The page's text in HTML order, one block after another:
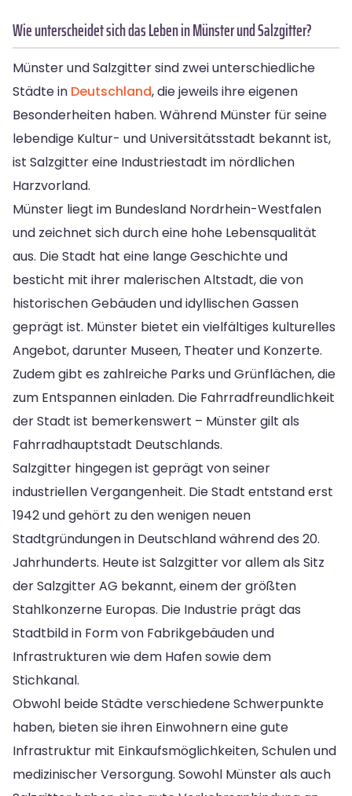
Wie unterscheidet sich das Leben in Münster und Salzgitter?
Münster und Salzgitter sind zwei unterschiedliche
Städte in Deutschland, die jeweils ihre eigenen
Besonderheiten haben. Während Münster für seine
lebendige Kultur- und Universitätsstadt bekannt ist,
ist Salzgitter eine Industriestadt im nördlichen
Harzvorland.
Münster liegt im Bundesland Nordrhein-Westfalen
und zeichnet sich durch eine hohe Lebensqualität
aus. Die Stadt hat eine lange Geschichte und
besticht mit ihrer malerischen Altstadt, die von
historischen Gebäuden und idyllischen Gassen
geprägt ist. Münster bietet ein vielfältiges kulturelles
Angebot, darunter Museen, Theater und Konzerte.
Zudem gibt es zahlreiche Parks und Grünflächen, die
zum Entspannen einladen. Die Fahrradfreundlichkeit
der Stadt ist bemerkenswert – Münster gilt als
Fahrradhauptstadt Deutschlands.
Salzgitter hingegen ist geprägt von seiner
industriellen Vergangenheit. Die Stadt entstand erst
1942 und gehört zu den wenigen neuen
Stadtgründungen in Deutschland während des 20.
Jahrhunderts. Heute ist Salzgitter vor allem als Sitz
der Salzgitter AG bekannt, einem der größten
Stahlkonzerne Europas. Die Industrie prägt das
Stadtbild in Form von Fabrikgebäuden und
Infrastrukturen wie dem Hafen sowie dem
Stichkanal.
Obwohl beide Städte verschiedene Schwerpunkte
haben, bieten sie ihren Einwohnern eine gute
Infrastruktur mit Einkaufsmöglichkeiten, Schulen und
medizinischer Versorgung. Sowohl Münster als auch